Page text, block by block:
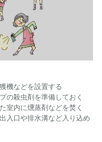
機などを設置する
の殺虫剤を準備しておく
室内に燻蒸剤などを焚く
入口や排水溝など入り込め